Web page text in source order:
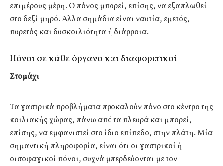
επιμέρους μέρη. Ο πόνος μπορεί, επίσης, να εξαπλωθεί
στο δεξί μηρό. Άλλα σημάδια είναι ναυτία, εμετός,
πυρετός και δυσκοιλιότητα ή διάρροια.
Πόνοι σε κάθε όργανο και διαφορετικοί
Στομάχι
Τα γαστρικά προβλήματα προκαλούν πόνο στο κέντρο της
κοιλιακής χώρας, πάνω από τα πλευρά και μπορεί,
επίσης, να εμφανιστεί στο ίδιο επίπεδο, στην πλάτη. Μία
σημαντική πληροφορία, είναι ότι οι γαστρικοί ή
οισοφαγικοί πόνοι, συχνά μπερδεύονται με τον